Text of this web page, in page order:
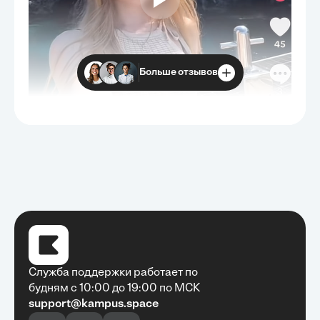
Очень быстро, недорого, качественно,
Больше отзывов
Служба поддержки работает по
будням с 10:00 до 19:00 по МСК
support@kampus.space